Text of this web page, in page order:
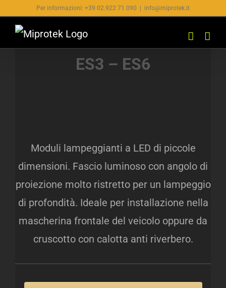
contenuto
Per informazioni: +39 02.922 71 090 info@miprotek.it
ES3 – ES6
Moduli lampeggianti a LED di piccole
dimensioni. Fascio luminoso con angolo di
proiezione molto ristretto per un lampeggio
di profondità. Ideale per installazione nella
mascherina frontale del veicolo oppure da
cruscotto con calotta anti riverbero.